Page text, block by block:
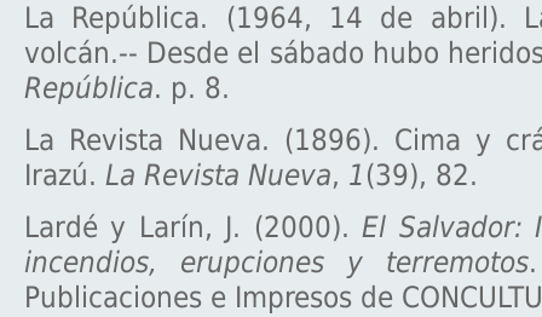
La República. (1964, 14 de abril).
volcán.-- Desde el sábado hubo
República. p. 8.
La Revista Nueva. (1896). Cima y
Irazú. La Revista Nueva, 1(39), 82.
Lardé y Larín, J. (2000).El Salvador:
incendios, erupciones y terremotos
Publicaciones e Impresos de